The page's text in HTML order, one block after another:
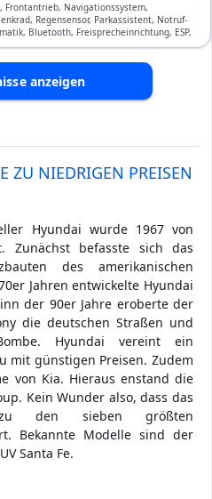
Frontantrieb, Navigationssystem,
Regensensor, Parkassistent, Notruf-
Bluetooth, Freisprecheinrichtung, ESP,
Airbags
anzeigen
ZU NIEDRIGEN PREISEN
Hyundai wurde 1967 von
Zunächst befasste sich das
des amerikanischen
Jahren entwickelte Hyundai
der 90er Jahre eroberte der
die deutschen Straßen und
Hyundai vereint ein
mit günstigen Preisen. Zudem
von Kia. Hieraus enstand die
Kein Wunder also, dass das
den sieben größten
Bekannte Modelle sind der
Santa Fe.